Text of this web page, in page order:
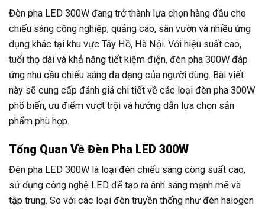
Đèn pha LED 300W đang trở thành lựa chọn hàng đầu cho
chiếu sáng công nghiệp, quảng cáo, sân vườn và nhiều ứng
dụng khác tại khu vực Tây Hồ, Hà Nội. Với hiệu suất cao,
tuổi thọ dài và khả năng tiết kiệm điện, đèn pha 300W đáp
ứng nhu cầu chiếu sáng đa dạng của người dùng. Bài viết
này sẽ cung cấp đánh giá chi tiết về các loại đèn pha 300W
phổ biến, ưu điểm vượt trội và hướng dẫn lựa chọn sản
phẩm phù hợp.
Tổng Quan Về Đèn Pha LED 300W
Đèn pha LED 300W là loại đèn chiếu sáng công suất cao,
sử dụng công nghệ LED để tạo ra ánh sáng mạnh mẽ và
tập trung. So với các loại đèn truyền thống như đèn halogen